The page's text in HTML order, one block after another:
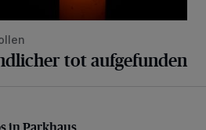
tot aufgefunden
in Parkhaus
in Parkhaus